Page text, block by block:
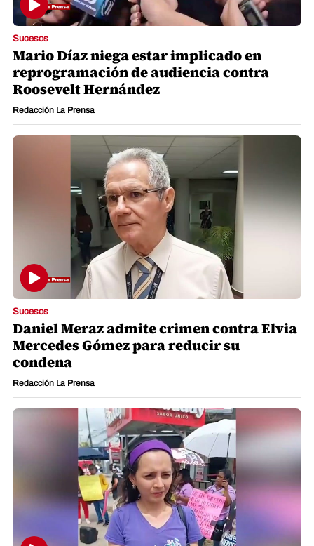
Sucesos
Mario Díaz niega estar implicado en
reprogramación de audiencia contra
Roosevelt Hernández
Redacción La Prensa
Sucesos
Daniel Meraz admite crimen contra Elvia
Mercedes Gómez para reducir su
condena
Redacción La Prensa